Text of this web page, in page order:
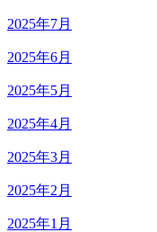
2025年7月
2025年6月
2025年5月
2025年4月
2025年3月
2025年2月
2025年1月